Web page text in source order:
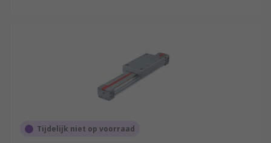
Tijdelijk niet op voorraad